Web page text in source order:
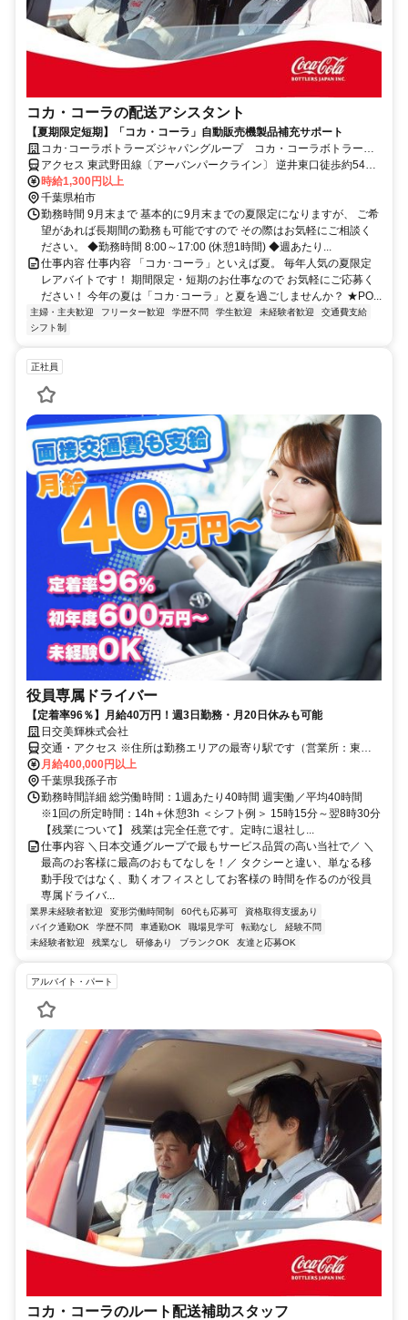
コカ・コーラの配送アシスタント
【夏期限定短期】「コカ・コーラ」自動販売機製品補充サポート
コカ･コーラボトラーズジャパングループ コカ・コーラボトラーズ
ジャパン株式会社【84318】
アクセス 東武野田線〔アーバンパークライン〕 逆井東口徒歩約54
分、ＪＲ成田線 我孫子（千葉県）南口徒歩約60分、ＪＲ常磐線 我孫
子（千葉県）南口徒歩約60分
時給1,300円以上
千葉県柏市
勤務時間 9月末まで 基本的に9月末までの夏限定になりますが、 ご希
望があれば長期間の勤務も可能ですので その際はお気軽にご相談く
ださい。 ◆勤務時間 8:00～17:00 (休憩1時間) ◆週あたり...
仕事内容 仕事内容 「コカ･コーラ」といえば夏。 毎年人気の夏限定
レアバイトです！ 期間限定・短期のお仕事なので お気軽にご応募く
ださい！ 今年の夏は「コカ･コーラ」と夏を過ごしませんか？ ★PO...
主婦・主夫歓迎 フリーター歓迎 学歴不問 学生歓迎 未経験者歓迎
交通費支給
シフト制
正社員
役員専属ドライバー
【定着率96％】月給40万円！週3日勤務・月20日休みも可能
日交美輝株式会社
交通・アクセス ※住所は勤務エリアの最寄り駅です（営業所：東京
都足立区中川5-16-10）
月給400,000円以上
千葉県我孫子市
勤務時間詳細 総労働時間：1週あたり40時間 週実働／平均40時間
※1回の所定時間：14h＋休憩3h ＜シフト例＞ 15時15分～翌8時30分
【残業について】 残業は完全任意です。定時に退社し...
仕事内容 ＼日本交通グループで最もサービス品質の高い当社で／ ＼
最高のお客様に最高のおもてなしを！／ タクシーと違い、単なる移
動手段ではなく、動くオフィスとしてお客様の 時間を作るのが役員
専属ドライバ...
業界未経験者歓迎 変形労働時間制 60代も応募可
資格取得支援あり
バイク通勤OK
学歴不問 車通勤OK 職場見学可 転勤なし
経験不問
未経験者歓迎
残業なし 研修あり ブランクOK 友達と応募OK
アルバイト・パート
コカ・コーラのルート配送補助スタッフ